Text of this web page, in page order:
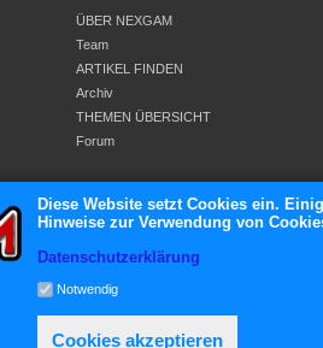
ÜBER NEXGAM
Team
ARTIKEL FINDEN
Archiv
THEMEN ÜBERSICHT
Forum
Diese Website setzt Cookies ein.
Hinweise zur Verwendung von
Datenschutzerklärung
Notwendig
Cookies akzeptieren